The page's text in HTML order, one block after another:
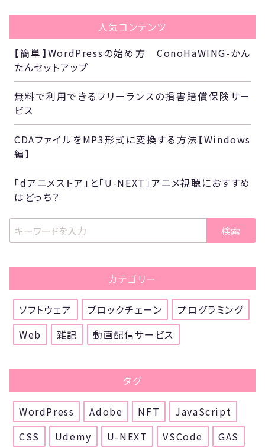
人気コンテンツ
【簡単】WordPressの始め方｜ConoHaWING-かん
たんセットアップ
無料で利用できるフリーランスの損害賠償保険サー
ビス
CDAファイルをMP3形式に変換する方法【Windows
編】
「dアニメストア」と「U-NEXT」アニメ視聴におすすめ
はどっち？
検索
カテゴリー
ソフトウェア ブロックチェーン
プログラミング
Web
雑記 動画配信サービス
タグ
WordPress Adobe NFT
JavaScript
CSS
Udemy U-NEXT VSCode
GAS